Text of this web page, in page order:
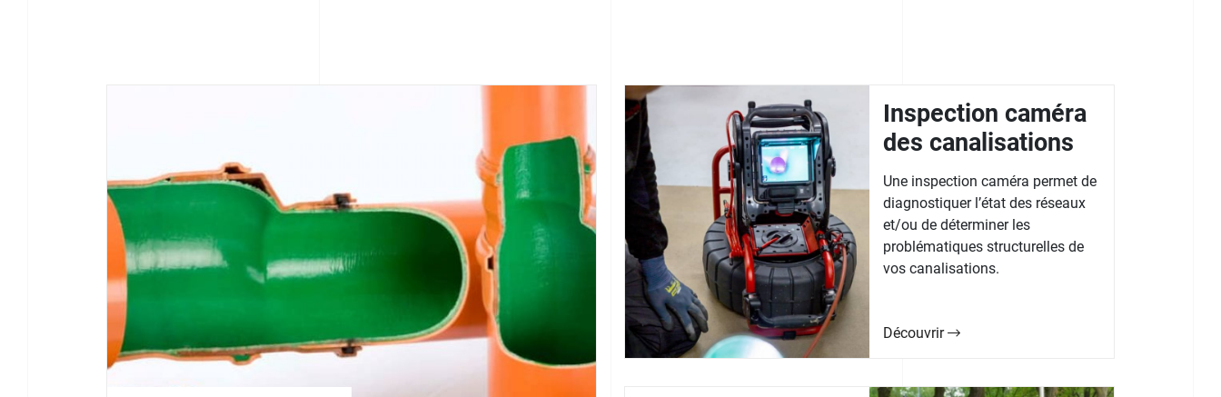
Inspection caméra
des canalisations
Une inspection caméra permet de
diagnostiquer l’état des réseaux
et/ou de déterminer les
problématiques structurelles de
vos canalisations.
Découvrir